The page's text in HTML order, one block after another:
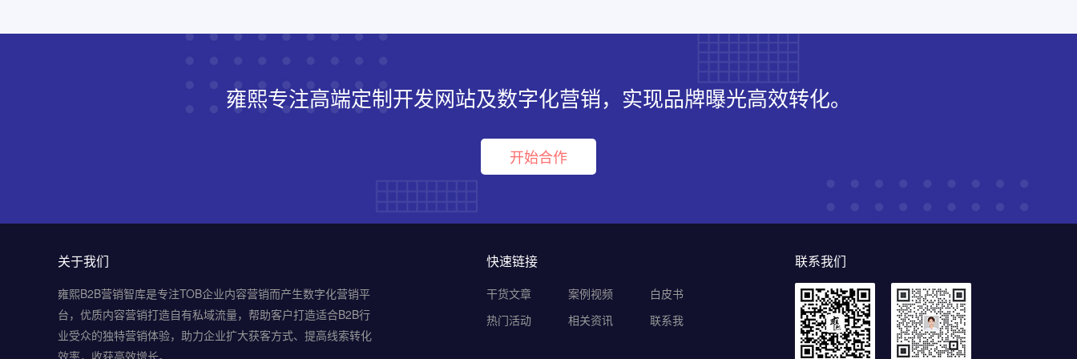
雍熙专注高端定制开发网站及数字化营销，实现品牌曝光高效转化。
开始合作
关于我们
雍熙B2B营销智库是专注TOB企业内容营销而产生数字化营销平
台，优质内容营销打造自有私域流量，帮助客户打造适合B2B行
业受众的独特营销体验，助力企业扩大获客方式、提高线索转化
快速链接
干货文章 案例视频
白皮书
热门活动
相关资讯 联系我
联系我们